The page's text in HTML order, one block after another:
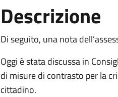
Descrizione
Di seguito, una nota
Oggi è stata discussa in
di misure di contrasto per la
cittadino.